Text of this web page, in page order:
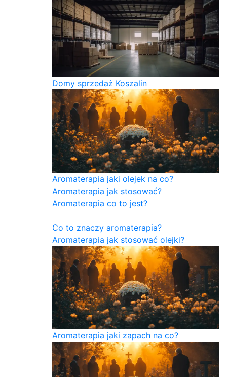
Domy sprzedaż Koszalin
Aromaterapia jaki olejek na co?
Aromaterapia jak stosować?
Aromaterapia co to jest?
Co to znaczy aromaterapia?
Aromaterapia jak stosować olejki?
Aromaterapia jaki zapach na co?